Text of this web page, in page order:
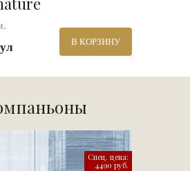
В КОРЗИНУ
Спец. цена:
4490 руб.